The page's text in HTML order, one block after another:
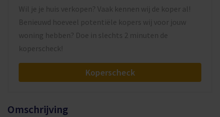
Wil je je huis verkopen? Vaak kennen wij de koper al!
Benieuwd hoeveel potentiële kopers wij voor jouw
woning hebben? Doe in slechts 2 minuten de
koperscheck!
Koperscheck
Omschrijving